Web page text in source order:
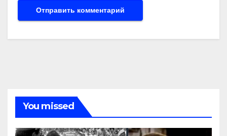
You missed